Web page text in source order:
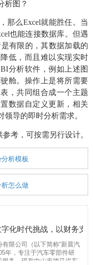
析图？
那么Excel就能胜任。当
也能连接数据库。但遇
有限的，其数据加载的
低，而且难以实现实时
分析软件，例如上述图
舱。操作上是将所需要
，共同组合成一个主题
数据自定义更新，相关
导的即时分析需求。
考，可按需另行设计。
析模板
怎么做
化时代挑战，以财务支
限公司（以下简称“新晨汽
年，专注于汽车零部件研
服务，现有中山市德马汽车